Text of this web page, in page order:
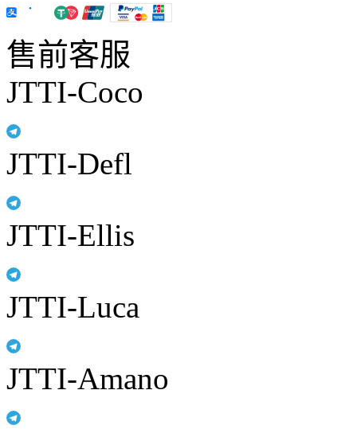
售前客服
JTTI-Coco
JTTI-Defl
JTTI-Ellis
JTTI-Luca
JTTI-Amano